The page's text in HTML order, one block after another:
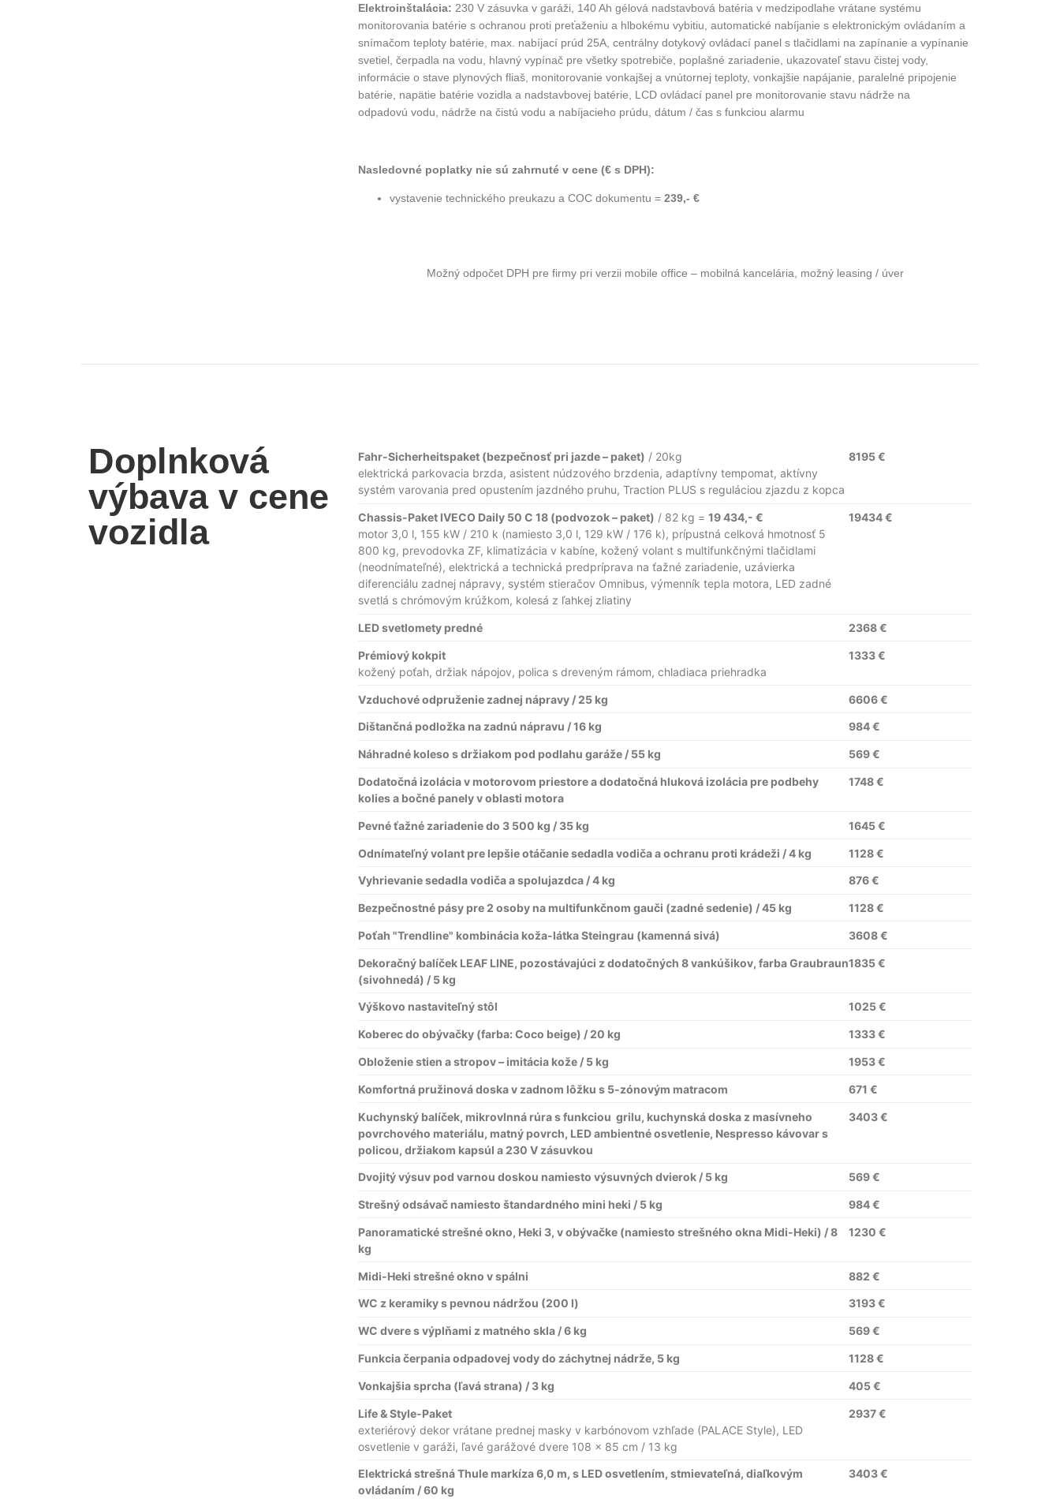
Elektroinštalácia: 230 V zásuvka v garáži, 140 Ah gélová nadstavbová batéria v medzipodlahe vrátane systému
monitorovania batérie s ochranou proti preťaženiu a hlbokému vybitiu, automatické nabíjanie s elektronickým ovládaním a
snímačom teploty batérie, max. nabíjací prúd 25A, centrálny dotykový ovládací panel s tlačidlami na zapínanie a vypínanie
svetiel, čerpadla na vodu, hlavný vypínač pre všetky spotrebiče, poplašné zariadenie, ukazovateľ stavu čistej vody,
informácie o stave plynových fliaš, monitorovanie vonkajšej a vnútornej teploty, vonkajšie napájanie, paralelné pripojenie
batérie, napätie batérie vozidla a nadstavbovej batérie, LCD ovládací panel pre monitorovanie stavu nádrže na
odpadovú vodu, nádrže na čistú vodu a nabíjacieho prúdu, dátum / čas s funkciou alarmu
Nasledovné poplatky nie sú zahrnuté v cene (€ s DPH):
vystavenie technického preukazu a COC dokumentu = 239,- €
Možný odpočet DPH pre firmy pri verzii mobile office – mobilná kancelária, možný leasing / úver
Doplnková
výbava v cene
vozidla
Fahr-Sicherheitspaket (bezpečnosť pri jazde – paket) / 20kg
elektrická parkovacia brzda, asistent núdzového brzdenia, adaptívny tempomat, aktívny
systém varovania pred opustením jazdného pruhu, Traction PLUS s reguláciou zjazdu z kopca
8195 €
Chassis-Paket IVECO Daily 50 C 18 (podvozok – paket) / 82 kg = 19 434,- €
motor 3,0 l, 155 kW / 210 k (namiesto 3,0 l, 129 kW / 176 k), prípustná celková hmotnosť 5
800 kg, prevodovka ZF, klimatizácia v kabíne, kožený volant s multifunkčnými tlačidlami
(neodnímateľné), elektrická a technická predpríprava na ťažné zariadenie, uzávierka
diferenciálu zadnej nápravy, systém stieračov Omnibus, výmenník tepla motora, LED zadné
svetlá s chrómovým krúžkom, kolesá z ľahkej zliatiny
19434 €
LED svetlomety predné 2368 €
Prémiový kokpit
kožený poťah, držiak nápojov, polica s dreveným rámom, chladiaca priehradka
1333 €
Vzduchové odpruženie zadnej nápravy / 25 kg 6606 €
Dištančná podložka na zadnú nápravu / 16 kg 984 €
Náhradné koleso s držiakom pod podlahu garáže / 55 kg 569 €
Dodatočná izolácia v motorovom priestore a dodatočná hluková izolácia pre podbehy
kolies a bočné panely v oblasti motora
1748 €
Pevné ťažné zariadenie do 3 500 kg / 35 kg 1645 €
Odnímateľný volant pre lepšie otáčanie sedadla vodiča a ochranu proti krádeži / 4 kg 1128 €
Vyhrievanie sedadla vodiča a spolujazdca / 4 kg 876 €
Bezpečnostné pásy pre 2 osoby na multifunkčnom gauči (zadné sedenie) / 45 kg 1128 €
Poťah "Trendline" kombinácia koža-látka Steingrau (kamenná sivá) 3608 €
Dekoračný balíček LEAF LINE, pozostávajúci z dodatočných 8 vankúšikov, farba Graubraun
(sivohnedá) / 5 kg
1835 €
Výškovo nastaviteľný stôl 1025 €
Koberec do obývačky (farba: Coco beige) / 20 kg 1333 €
Obloženie stien a stropov – imitácia kože / 5 kg 1953 €
Komfortná pružinová doska v zadnom lôžku s 5-zónovým matracom 671 €
Kuchynský balíček, mikrovlnná rúra s funkciou grilu, kuchynská doska z masívneho
povrchového materiálu, matný povrch, LED ambientné osvetlenie, Nespresso kávovar s
policou, držiakom kapsúl a 230 V zásuvkou
3403 €
Dvojitý výsuv pod varnou doskou namiesto výsuvných dvierok / 5 kg 569 €
Strešný odsávač namiesto štandardného mini heki / 5 kg 984 €
Panoramatické strešné okno, Heki 3, v obývačke (namiesto strešného okna Midi-Heki) / 8
kg
1230 €
Midi-Heki strešné okno v spálni 882 €
WC z keramiky s pevnou nádržou (200 l) 3193 €
WC dvere s výplňami z matného skla / 6 kg 569 €
Funkcia čerpania odpadovej vody do záchytnej nádrže, 5 kg 1128 €
Vonkajšia sprcha (ľavá strana) / 3 kg 405 €
Life & Style-Paket
exteriérový dekor vrátane prednej masky v karbónovom vzhľade (PALACE Style), LED
osvetlenie v garáži, ľavé garážové dvere 108 x 85 cm / 13 kg
2937 €
Elektrická strešná Thule markíza 6,0 m, s LED osvetlením, stmievateľná, diaľkovým
ovládaním / 60 kg
3403 €